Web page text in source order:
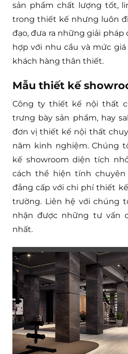
sản phẩm chất lượng tốt,
trong thiết kế nhưng luôn
đạo, đưa ra những giải pháp
hợp với nhu cầu và mức
khách hàng thân thiết.
Mẫu thiết kế
Công ty thiết kế nội thất
trưng bày sản phẩm, hay
đơn vị thiết kế nội thất
năm kinh nghiệm. Chúng
kế showroom diện tích
cách thể hiện tính chuyên
đẳng cấp với chi phí thiết
trường. Liên hệ với chúng
nhận được những tư vấn
nhất.